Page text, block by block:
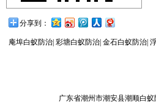
分享到：
庵埠白蚁防治| 彩塘白蚁防治| 金石白蚁防治|
广东省潮州市潮安县潮顺白